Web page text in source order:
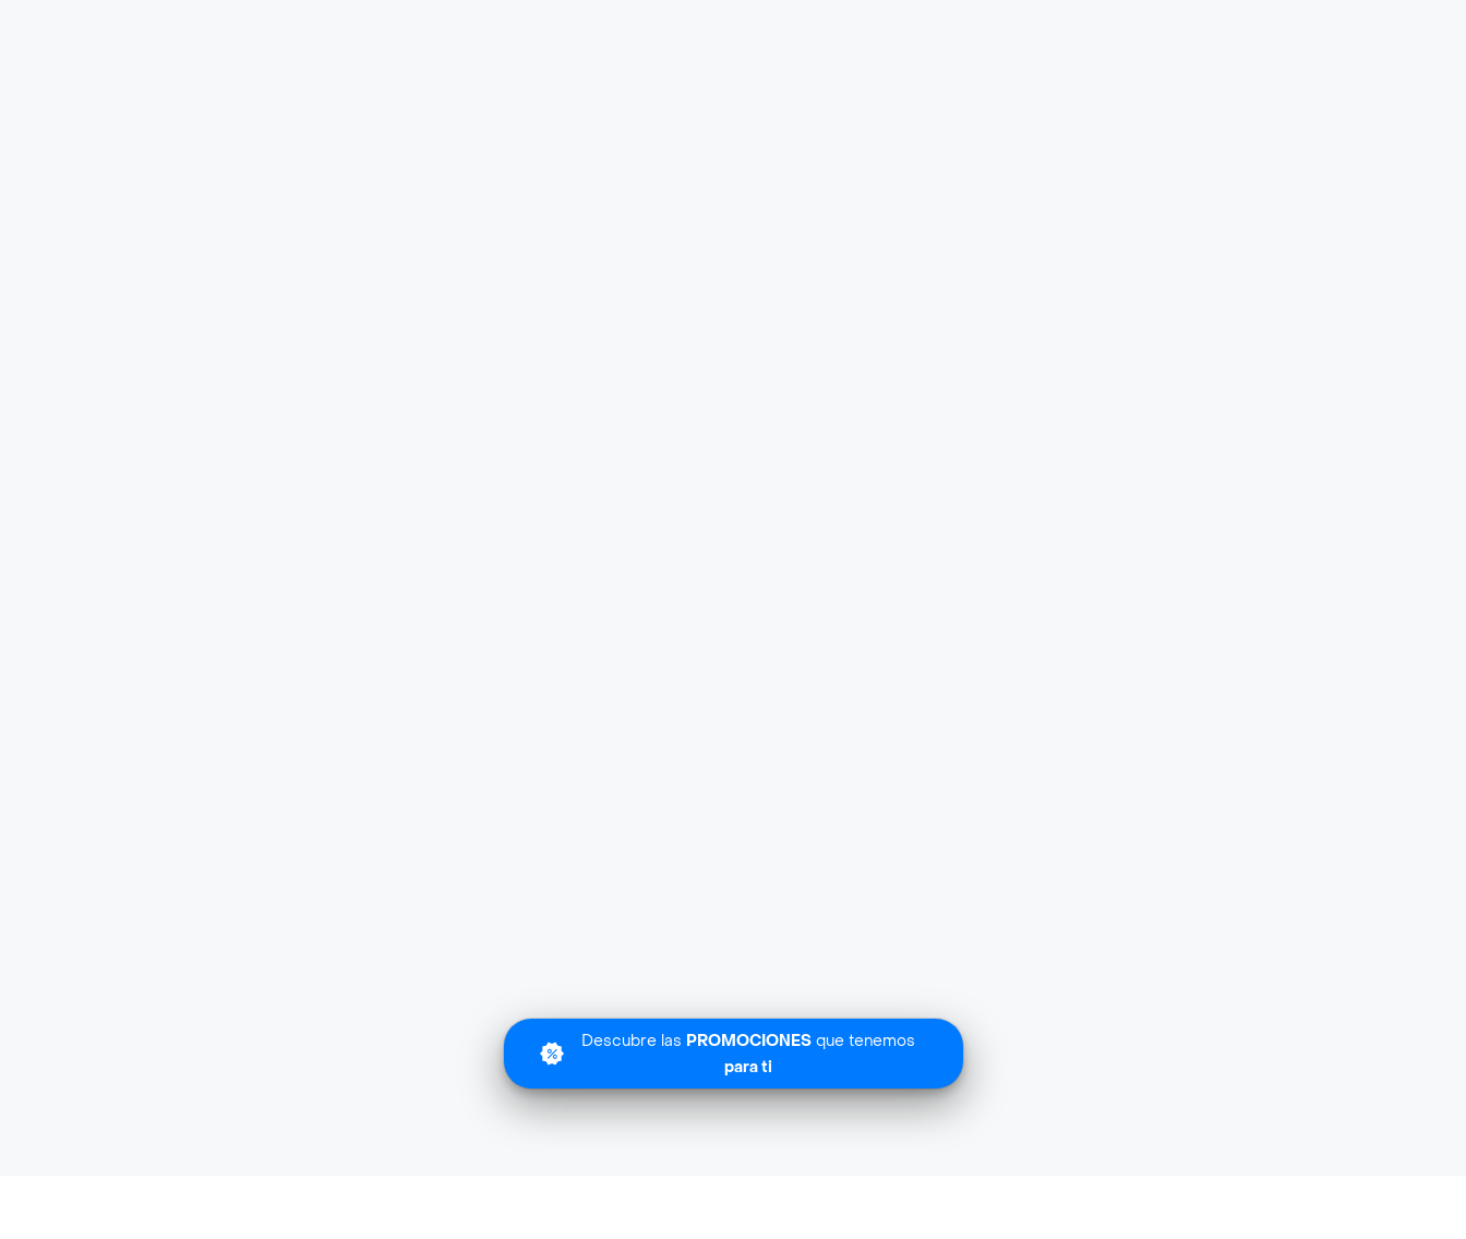
Descubre las PROMOCIONES que tenemos
para ti